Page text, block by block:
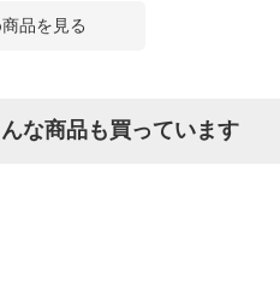
品を見る
な商品も買っています